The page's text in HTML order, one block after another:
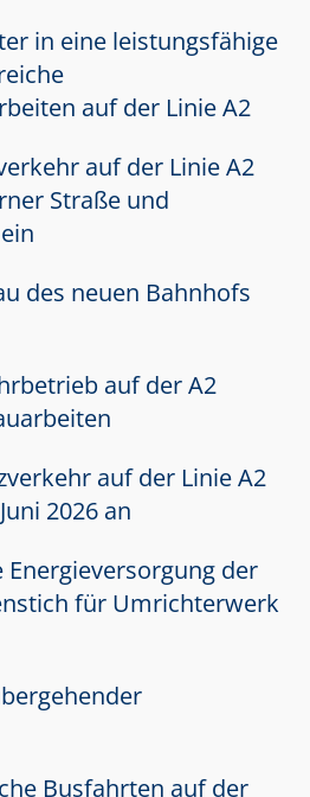
in eine leistungsfähige
auf der Linie A2
auf der Linie A2
Straße und
des neuen Bahnhofs
auf der A2
auf der Linie A2
2026 an
der
für Umrichterwerk
Busfahrten auf der